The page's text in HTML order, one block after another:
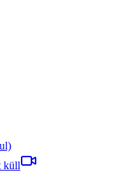
küll